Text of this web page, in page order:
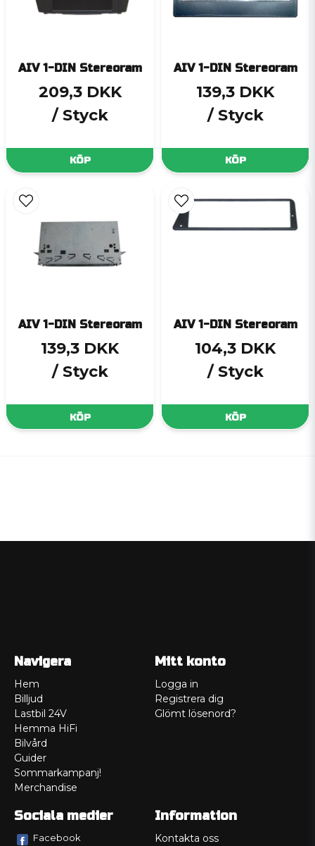
AIV 1-DIN Stereoram
209,3 DKK
/ Styck
KÖP
AIV 1-DIN Stereoram
139,3 DKK
/ Styck
KÖP
AIV 1-DIN Stereoram
139,3 DKK
/ Styck
KÖP
AIV 1-DIN Stereoram
104,3 DKK
/ Styck
KÖP
Navigera
Hem
Billjud
Lastbil 24V
Hemma HiFi
Bilvård
Guider
Sommarkampanj!
Merchandise
Mitt konto
Logga in
Registrera dig
Glömt lösenord?
Sociala medier
Facebook
Information
Kontakta oss